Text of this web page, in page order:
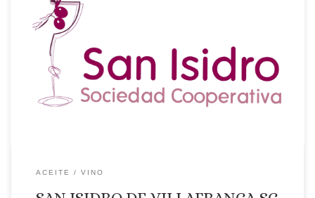
Página web: Web Correo Electrónico: Contactar por correo
electrónico Teléfono: Teléono: +34 924524136 Ámbito de
suministro: NACIONAL Productos que ofrece: …
ACEITE VINO